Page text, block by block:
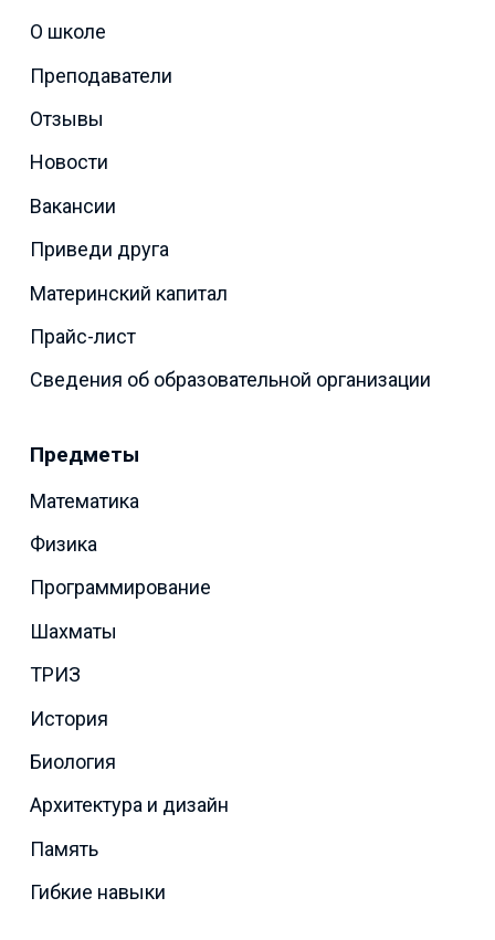
О школе
Преподаватели
Отзывы
Новости
Вакансии
Приведи друга
Материнский капитал
Прайс-лист
Сведения об образовательной организации
Предметы
Математика
Физика
Программирование
Шахматы
ТРИЗ
История
Биология
Архитектура и дизайн
Память
Гибкие навыки